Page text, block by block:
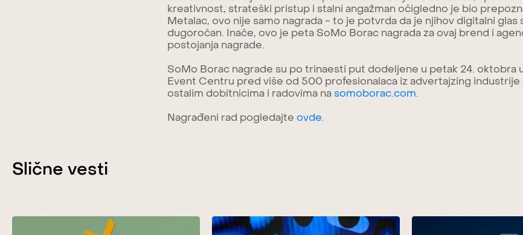
kreativnost, strateški pristup i stalni angažman očigledno je bio
Metalac, ovo nije samo nagrada - to je potvrda da je njihov digitalni glas
dugoročan. Inače, ovo je peta SoMo Borac nagrada za ovaj brend i
postojanja nagrade.
SoMo Borac nagrade su po trinaesti put dodeljene u petak 24. oktobra
Event Centru pred više od 500 profesionalaca iz advertajzing industrije
ostalim dobitnicima i radovima na somoborac.com.
Nagrađeni rad pogledajte ovde.
Slične vesti